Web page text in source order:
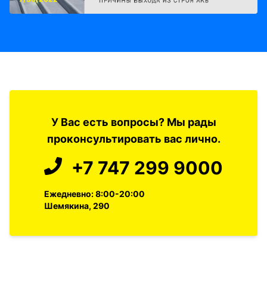
У Вас есть вопросы? Мы рады
проконсультировать вас лично.
+7 747 299 9000
Ежедневно: 8:00-20:00
Шемякина, 290